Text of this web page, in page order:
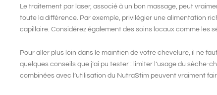
Le traitement par laser, associé à un bon massage, peut
toute la différence. Par exemple, privilégier une alimentation
capillaire. Considérez également des soins locaux comme les
Pour aller plus loin dans le maintien de votre chevelure, il ne
quelques conseils que j’ai pu tester : limiter l’usage du
combinées avec l’utilisation du NutraStim peuvent vraiment